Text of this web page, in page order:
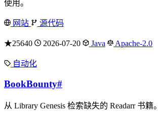
使用。
网站 源代码
★25640 2026-07-20 Java Apache-2.0
自动化
BookBounty#
从 Library Genesis 检索缺失的 Readarr 书籍。